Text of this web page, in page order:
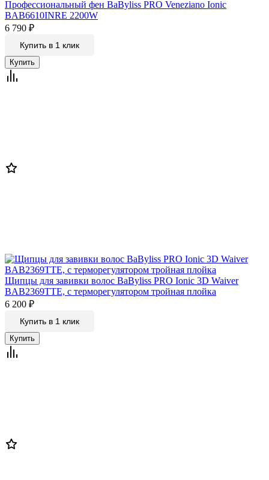
Профессиональный фен BaByliss PRO Veneziano Ionic
BAB6610INRE 2200W
6 790 ₽
Купить в 1 клик
Щипцы для завивки волос BaByliss PRO Ionic 3D Waiver
BAB2369TTE, с терморегулятором тройная плойка
6 200 ₽
Купить в 1 клик